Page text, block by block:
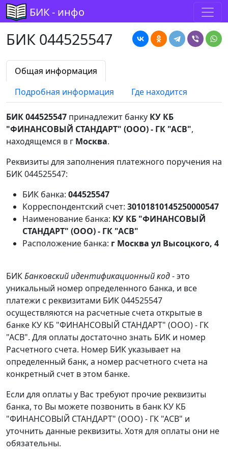
БИК - инфо
БИК 044525547
Общая информация
Подробная информация
Где находится
БИК 044525547 принадлежит банку КУ КБ
"ФИНАНСОВЫЙ СТАНДАРТ" (ООО) - ГК "АСВ",
находящемся в г Москва.
Реквизиты для заполнения платежного поручения на
БИК 044525547:
БИК банка: 044525547
Корреспондентский счет: 30101810145250000547
Наименование банка: КУ КБ "ФИНАНСОВЫЙ
СТАНДАРТ" (ООО) - ГК "АСВ"
Расположение банка: г Москва ул Высоцкого, 4
БИКБанковский идентификационный код- это
уникальный номер определенного банка, и все
платежи с реквизитами БИК 044525547
осуществляются на расчетные счета открытые в
банке КУ КБ "ФИНАНСОВЫЙ СТАНДАРТ" (ООО) - ГК
"АСВ". Для оплаты достаточно знать БИК и номер
Расчетного счета. Номер БИК указывает на
определенный банк, а номер расчетного счета на
конкретный счет в этом банке.
Если для оплаты у Вас требуют прочие реквизиты
банка, то Вы можете позвонить в банк КУ КБ
"ФИНАНСОВЫЙ СТАНДАРТ" (ООО) - ГК "АСВ" и
уточнить данные реквизиты. Хотя для оплаты они не
обязательны.